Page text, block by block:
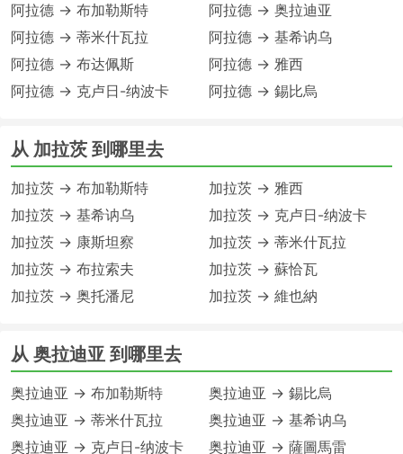
阿拉德 → 布加勒斯特
阿拉德 → 蒂米什瓦拉
阿拉德 → 布达佩斯
阿拉德 → 克卢日-纳波卡
阿拉德 → 奥拉迪亚
阿拉德 → 基希讷乌
阿拉德 → 雅西
阿拉德 → 錫比烏
从 加拉茨 到哪里去
加拉茨 → 布加勒斯特
加拉茨 → 基希讷乌
加拉茨 → 康斯坦察
加拉茨 → 布拉索夫
加拉茨 → 奥托潘尼
加拉茨 → 雅西
加拉茨 → 克卢日-纳波卡
加拉茨 → 蒂米什瓦拉
加拉茨 → 蘇恰瓦
加拉茨 → 維也納
从 奥拉迪亚 到哪里去
奥拉迪亚 → 布加勒斯特
奥拉迪亚 → 蒂米什瓦拉
奥拉迪亚 → 克卢日-纳波卡
奥拉迪亚 → 錫比烏
奥拉迪亚 → 基希讷乌
奥拉迪亚 → 薩圖馬雷